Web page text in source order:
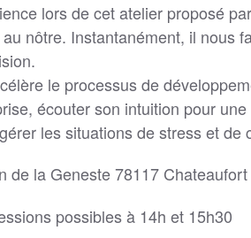
lors de cet atelier proposé par
nôtre. Instantanément, il nous
le processus de
écouter son intuition pour
les situations de stress et de
de la Geneste 78117 Chateaufort
possibles à 14h et 15h30